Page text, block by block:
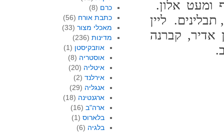
ומעט אלון.
ליין
אדיר, קברנה
כרם (8)
כתבת אורח (56)
מאכלי מצור(33)
מדינות(236)
אוזבקיסטן (1)
אוסטריה (8)
איטליה (20)
אירלנד (2)
אנגליה (29)
ארגנטינה (18)
ארה"ב (16)
בלארוס (1)
בלגיה (6)